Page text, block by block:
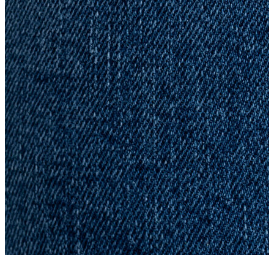
Atlet
Elbise
Eşofman Altı
Mont
Kazak
Yelek
Yağmurluk
Trenchcoat
Kaban
ERKEK
ERKEK
Jean Pantolon
Pantolon
Sweatshirt
Gömlek
Ceket
Eşofman Altı
T-shirt
Polo K.Kol
Hırka
Kazak